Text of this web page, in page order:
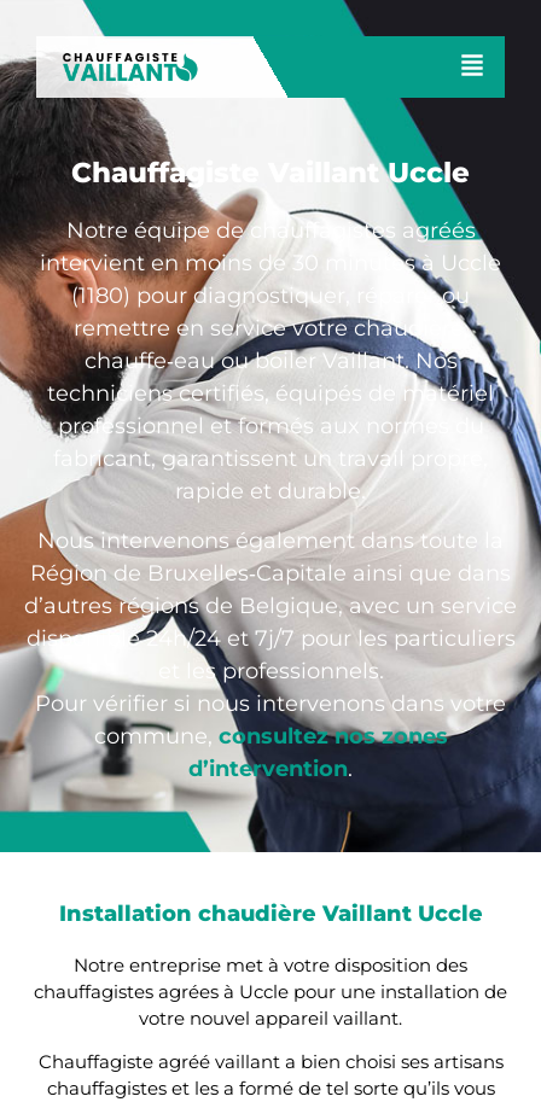
Chauffagiste Vaillant Uccle
Notre équipe de chauffagistes agréés
intervient en moins de 30 minutes à Uccle
(1180) pour diagnostiquer, réparer ou
remettre en service votre chaudière,
chauffe‑eau ou boiler Vaillant. Nos
techniciens certifiés, équipés de matériel
professionnel et formés aux normes du
fabricant, garantissent un travail propre,
rapide et durable.
Nous intervenons également dans toute la
Région de Bruxelles‑Capitale ainsi que dans
d’autres régions de Belgique, avec un service
disponible 24h/24 et 7j/7 pour les particuliers
et les professionnels.
Pour vérifier si nous intervenons dans votre
commune, consultez nos zones
d’intervention.
Installation chaudière Vaillant Uccle
Notre entreprise met à votre disposition des
chauffagistes agrées à Uccle pour une installation de
votre nouvel appareil vaillant.
Chauffagiste agréé vaillant a bien choisi ses artisans
chauffagistes et les a formé de tel sorte qu’ils vous